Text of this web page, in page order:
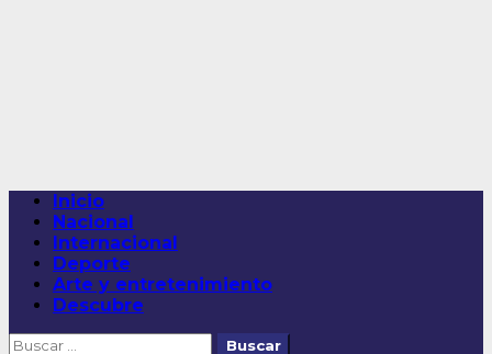
Menú
principal
Inicio
Nacional
Internacional
Deporte
Arte y entretenimiento
Descubre
Buscar: